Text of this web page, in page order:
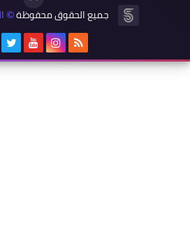
جميع الحقوق محفوظة©